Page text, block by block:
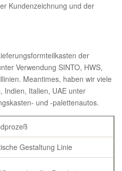
Kundenzeichnung und der
der
Verwendung SINTO, HWS,
Meantimes, haben wir viele
Indien, Italien, UAE unter
und -palettenautos.
Gestaltung Linie